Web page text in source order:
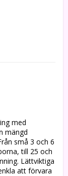
med
mängd
små 3 och 6
till 25 och
Lättviktiga
att förvara